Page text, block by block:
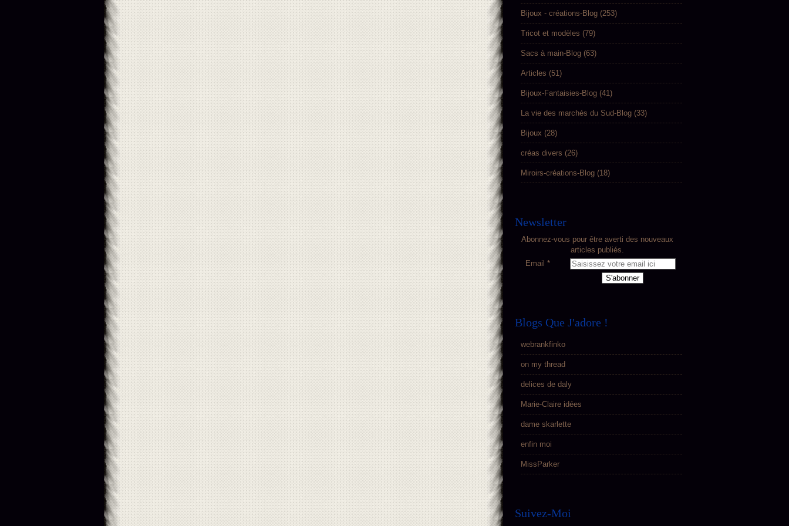
Bijoux - créations-Blog (253)
Tricot et modèles (79)
Sacs à main-Blog (63)
Articles (51)
Bijoux-Fantaisies-Blog (41)
La vie des marchés du Sud-Blog (33)
Bijoux (28)
créas divers (26)
Miroirs-créations-Blog (18)
Newsletter
Abonnez-vous pour être averti des nouveaux
articles publiés.
Email
Blogs Que J'adore !
webrankfinko
on my thread
delices de daly
Marie-Claire idées
dame skarlette
enfin moi
MissParker
Suivez-Moi